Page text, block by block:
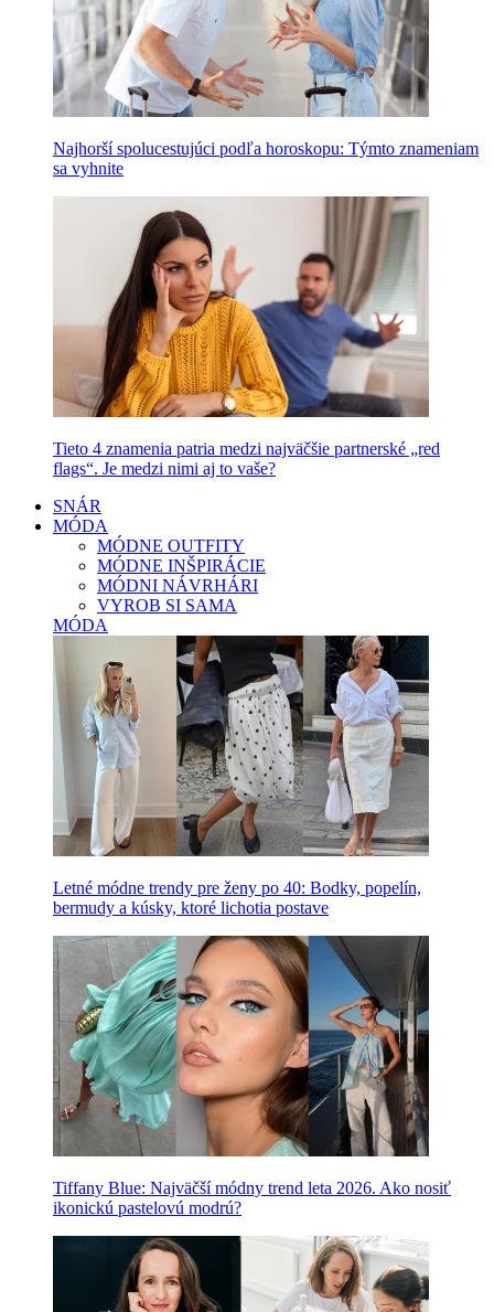
Najhorší spolucestujúci podľa horoskopu: Týmto znameniam
sa vyhnite
Tieto 4 znamenia patria medzi najväčšie partnerské „red
flags“. Je medzi nimi aj to vaše?
SNÁR
MÓDA
MÓDNE OUTFITY
MÓDNE INŠPIRÁCIE
MÓDNI NÁVRHÁRI
VYROB SI SAMA
MÓDA
Letné módne trendy pre ženy po 40: Bodky, popelín,
bermudy a kúsky, ktoré lichotia postave
Tiffany Blue: Najväčší módny trend leta 2026. Ako nosiť
ikonickú pastelovú modrú?